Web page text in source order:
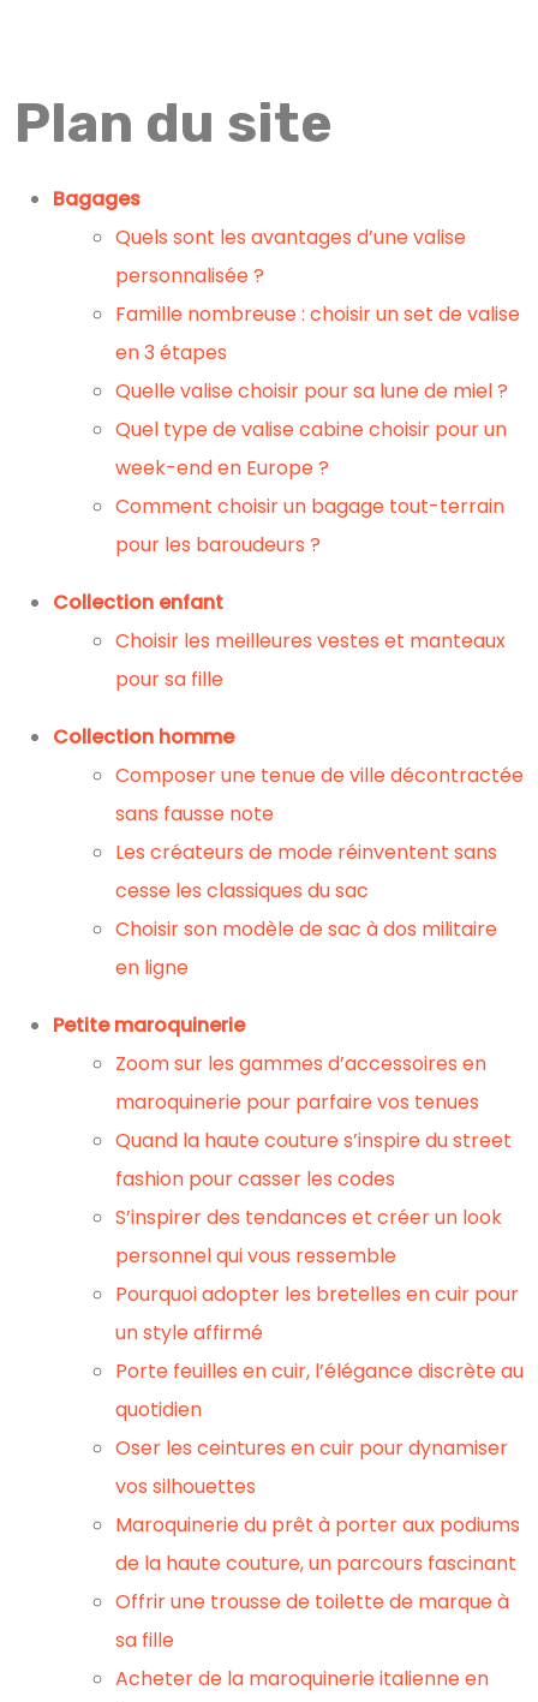
Plan du site
Bagages
Quels sont les avantages d’une valise
personnalisée ?
Famille nombreuse : choisir un set de valise
en 3 étapes
Quelle valise choisir pour sa lune de miel ?
Quel type de valise cabine choisir pour un
week-end en Europe ?
Comment choisir un bagage tout-terrain
pour les baroudeurs ?
Collection enfant
Choisir les meilleures vestes et manteaux
pour sa fille
Collection homme
Composer une tenue de ville décontractée
sans fausse note
Les créateurs de mode réinventent sans
cesse les classiques du sac
Choisir son modèle de sac à dos militaire
en ligne
Petite maroquinerie
Zoom sur les gammes d’accessoires en
maroquinerie pour parfaire vos tenues
Quand la haute couture s’inspire du street
fashion pour casser les codes
S’inspirer des tendances et créer un look
personnel qui vous ressemble
Pourquoi adopter les bretelles en cuir pour
un style affirmé
Porte feuilles en cuir, l’élégance discrète au
quotidien
Oser les ceintures en cuir pour dynamiser
vos silhouettes
Maroquinerie du prêt à porter aux podiums
de la haute couture, un parcours fascinant
Offrir une trousse de toilette de marque à
sa fille
Acheter de la maroquinerie italienne en